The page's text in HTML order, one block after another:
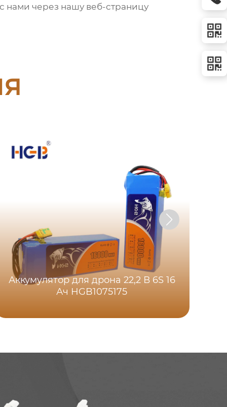
нами через нашу веб-страницу
Аккумулятор для дрона 22,2 В 6S 16
Ач HGB1075175